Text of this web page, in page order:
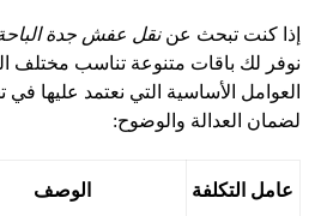
إذا كنت تبحث عننقل عفش جدة
نوفر لك باقات متنوعة تناسب مختلف
العوامل الأساسية التي نعتمد عليها في
لضمان العدالة والوضوح:
عامل التكلفة الوصف